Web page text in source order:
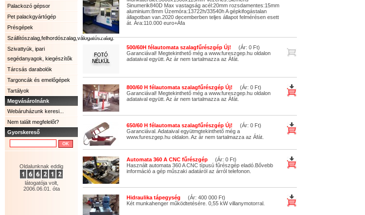
Palackozó gépsor
Pet palackgyártógép
Présgépek
Szállítószalag,felhordószalag,válogatószalag.
Szivattyúk, ipari
segédanyagok, kiegészítők
Tárcsás darabolók
Targoncák és emelőgépek
Tartályok
Megvásárolnánk
Webáruházunk keresi...
Nem talált megfelelőt?
Gyorskereső
Oldalunknak eddig
látogatója volt,
2006.06.01. óta
Sinumerik840D Max vastagság acél:20mm rozsdamentes:15mm
aluminium:8mm Üzemóra:13722h/33540h A gépkifogástalan
állapotban van.2020 decemberben teljes állapot felmérésen esett
át. Ára:110.000 euro+Áfa
500/60H félautomata szalagfűrészgép Új! (Ár: 0 Ft)
Garanciával! Megtekinthető még a www.fureszgep.hu oldalon
adataival együtt. Az ár nem tartalmazza az Áfát.
800/60 H félautomata szalagfűrészgép Új! (Ár: 0 Ft)
Garanciával! Megtekinthető még a www.fureszgep.hu oldalon
adataival együtt. Az ár nem tartalmazza az Áfát.
650/60 H félautomata szalagfűrészgép Új! (Ár: 0 Ft)
Garanciával. Adataival együtmgtekinthető még a
www.fureszgep.hu oldalon. Az ár nem tartalmazza az Áfát.
Automata 360 A CNC fűrészgép (Ár: 0 Ft)
Használt automata 360 A CNC típusú fűrészgép eladó.Bővebb
információ a gép műszaki adatáról az árról telefonon.
Hidraulika tápegység (Ár: 400 000 Ft)
Két munkahenger működtetésére. 0,55 kW villanymotorral.